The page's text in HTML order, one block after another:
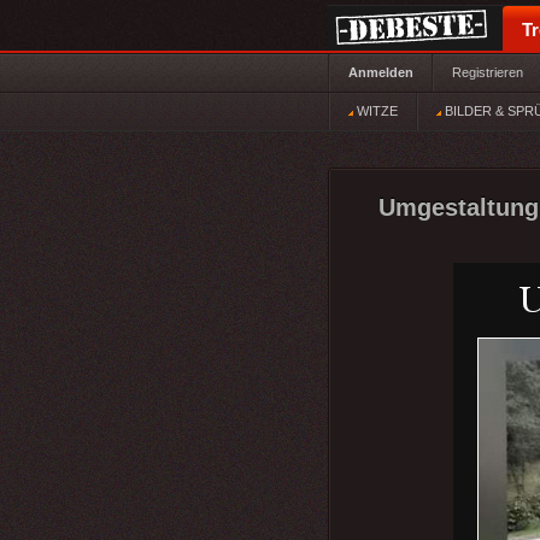
Anmelden Registrieren
WITZE BILDER &